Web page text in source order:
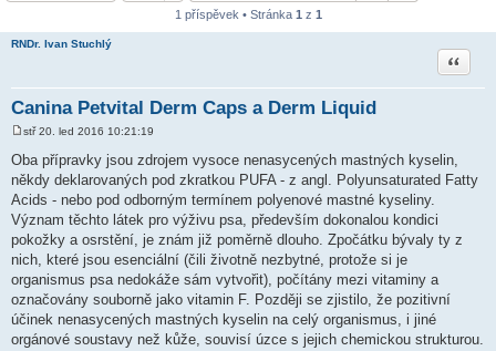
1 příspěvek • Stránka 1 z 1
RNDr. Ivan Stuchlý
Canina Petvital Derm Caps a Derm Liquid
Citace
ř
í
s
p
ě
v
e
k
stř 20. led 2016 10:21:19
Oba přípravky jsou zdrojem vysoce nenasycených mastných kyselin,
někdy deklarovaných pod zkratkou PUFA - z angl. Polyunsaturated Fatty
Acids - nebo pod odborným termínem polyenové mastné kyseliny.
Význam těchto látek pro výživu psa, především dokonalou kondici
pokožky a osrstění, je znám již poměrně dlouho. Zpočátku bývaly ty z
nich, které jsou esenciální (čili životně nezbytné, protože si je
organismus psa nedokáže sám vytvořit), počítány mezi vitaminy a
označovány souborně jako vitamin F. Později se zjistilo, že pozitivní
účinek nenasycených mastných kyselin na celý organismus, i jiné
orgánové soustavy než kůže, souvisí úzce s jejich chemickou strukturou.